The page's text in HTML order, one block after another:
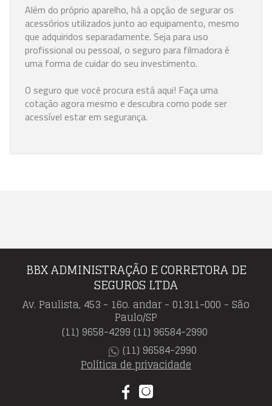
Além do próprio aparelho, há a opção de segurar os
acessórios utilizados junto ao equipamento, mesmo
que adquiridos separadamente. Seja para uso
profissional ou pessoal, o seguro para filmadora é
uma forma de cuidar do seu investimento.
O seguro que você procura está aqui! Faça uma
cotação agora mesmo e descubra como pode ser
acessível estar em segurança.
BBX ADMINISTRAÇÃO E CORRETORA DE
SEGUROS LTDA
Av. Paulista, 453 - 16o. andar - 01311-000 - São
Paulo/SP
(11) 9658-4299 (11) 96584-2990
(11) 96584-2990
Política de privacidade